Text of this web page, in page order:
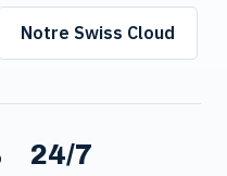
Notre Swiss Cloud
24/7